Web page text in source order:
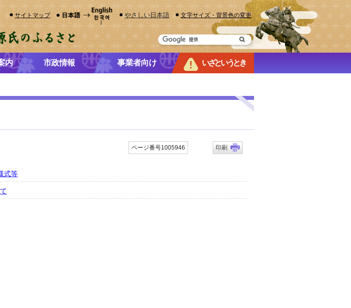
サイトマップ やさしい日本語 文字サイズ・背景色の変更
内 市政情報 事業者向け いざというとき
ページ番号1005946 印刷
式等